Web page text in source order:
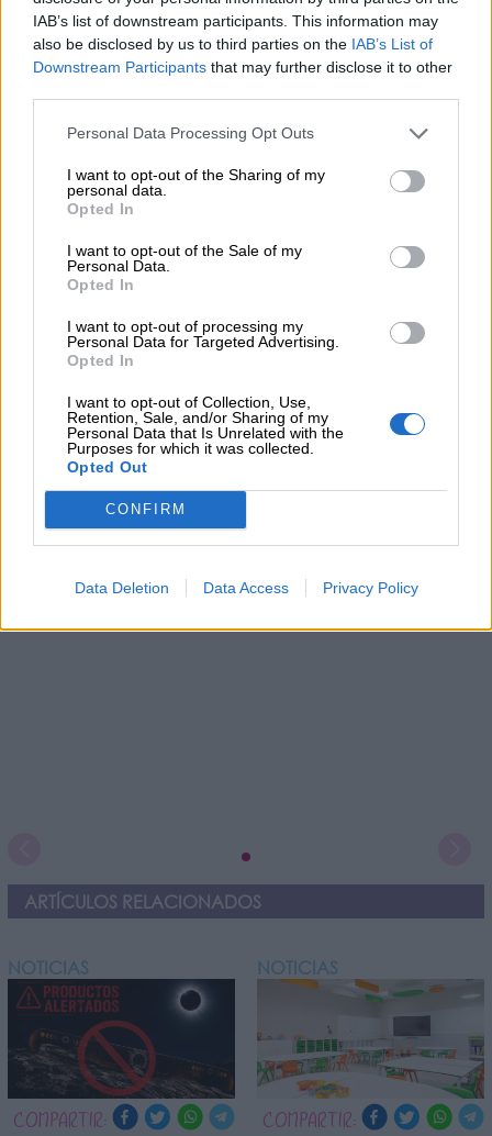
IAB’s list of downstream participants. This information may
also be disclosed by us to third parties on the IAB’s List of
Downstream Participants that may further disclose it to other
Personal Data Processing Opt Outs
I want to opt-out of the Sharing of my
personal data.
Opted In
I want to opt-out of the Sale of my
Personal Data.
Opted In
I want to opt-out of processing my
Personal Data for Targeted Advertising.
Opted In
I want to opt-out of Collection, Use,
Retention, Sale, and/or Sharing of my
Personal Data that Is Unrelated with the
Purposes for which it was collected.
Opted Out
CONFIRM
Data Deletion Data Access Privacy Policy
¿Qué te ha parecido? Comparte tu opinión:
Sólo los usuarios registrados pueden escribir comentarios
He leído y acepto las
0 Valoraciones
ARTÍCULOS RELACIONADOS
NOTICIAS
COMPARTIR:
NOTICIAS
COMPARTIR: